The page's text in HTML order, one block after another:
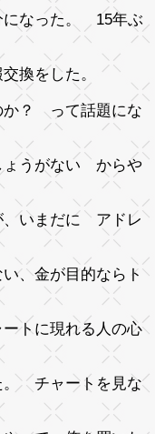
なった。 15年ぶ
換をした。
か？ って話題にな
ょうがない からや
、いまだに アドレ
、金が目的ならト
トに現れる人の心
。 チャートを見な